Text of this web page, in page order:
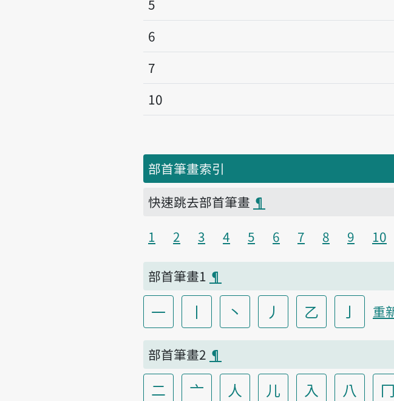
5
6
7
10
部首筆畫索引
快速跳去部首筆畫 ¶
1
2 3 4 5 6 7 8 9 10
部首筆畫1 ¶
一 丨 丶 丿 乙 亅 重
部首筆畫2 ¶
二 亠 人 儿 入 八 冂